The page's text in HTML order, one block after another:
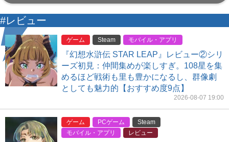
#レビュー
ゲーム Steam モバイル・アプリ
『幻想水滸伝 STAR LEAP』レビュー②シリ
ーズ初見：仲間集めが楽しすぎ。108星を集
めるほど戦術も里も豊かになるし、群像劇
としても魅力的【おすすめ度9点】
2026-08-07 19:00
ゲーム PCゲーム
Steam
モバイル・アプリ
レビュー